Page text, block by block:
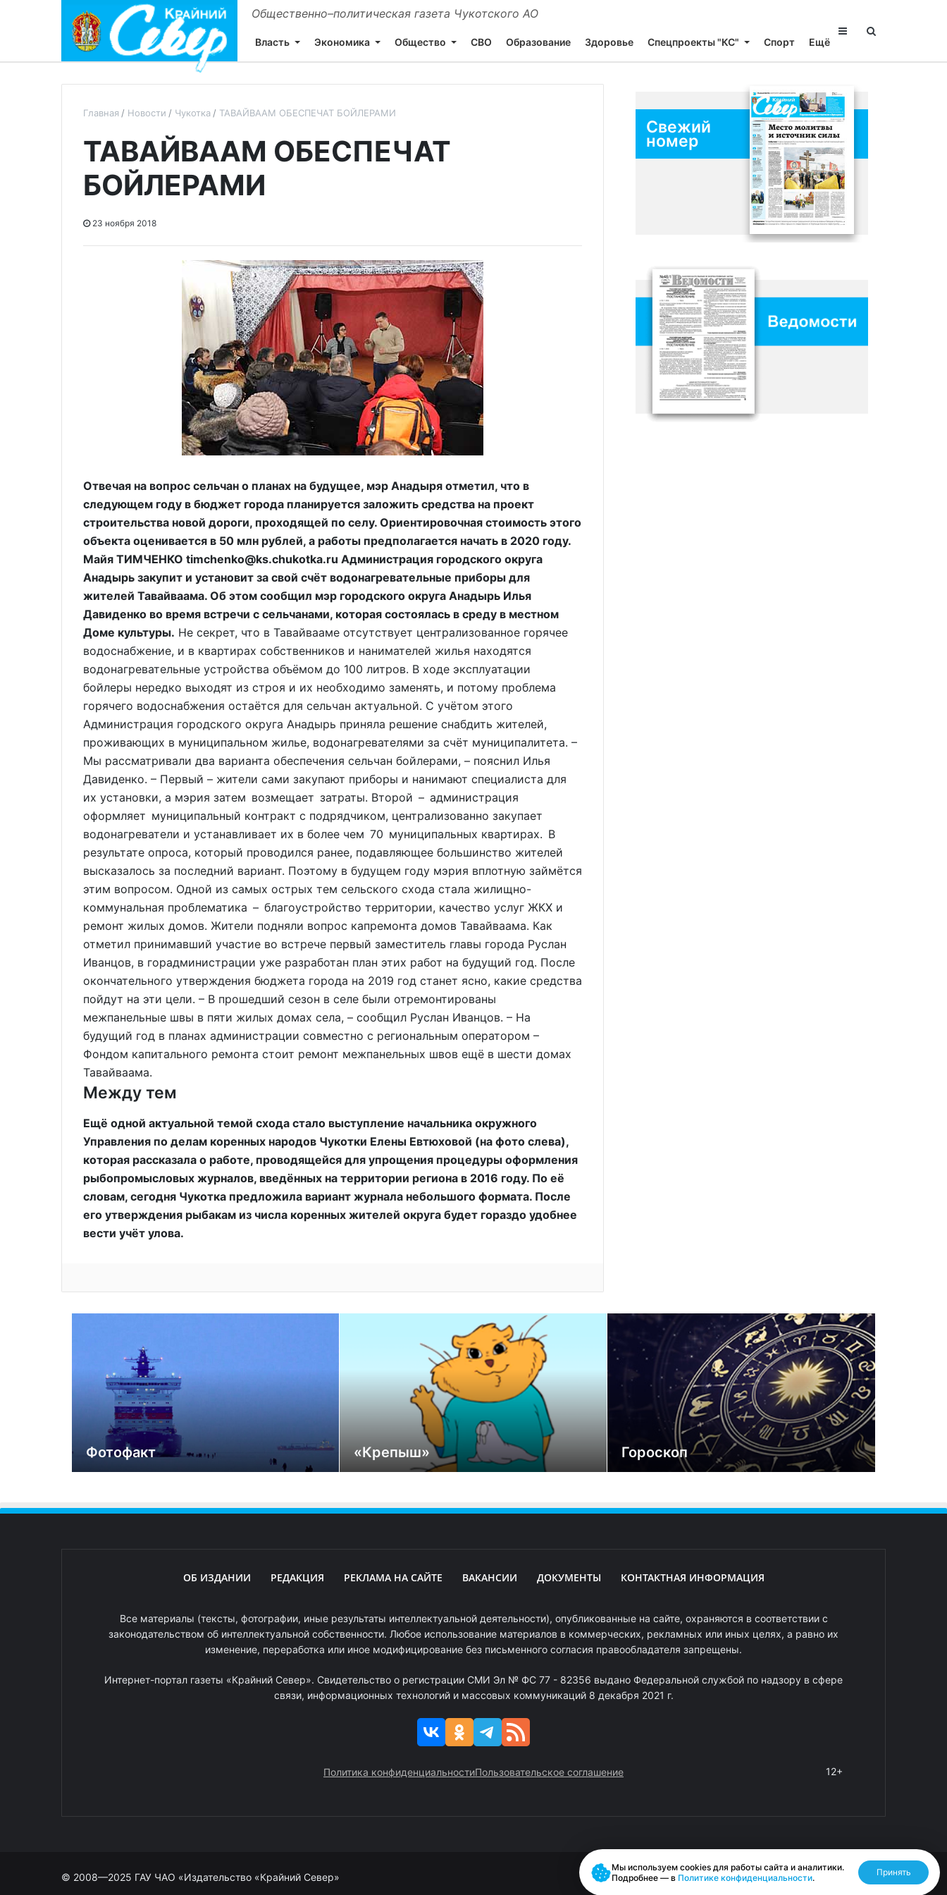
Общественно–политическая газета Чукотского АО
Власть Экономика Общество СВО Образование Здоровье Спецпроекты "КС" Спорт Ещё
Главная Новости Чукотка ТАВАЙВААМ ОБЕСПЕЧАТ БОЙЛЕРАМИ
ТАВАЙВААМ ОБЕСПЕЧАТ
БОЙЛЕРАМИ
23 ноября 2018
Отвечая на вопрос сельчан о планах на будущее, мэр Анадыря отметил, что в
следующем году в бюджет города планируется заложить средства на проект
строительства новой дороги, проходящей по селу. Ориентировочная стоимость этого
объекта оценивается в 50 млн рублей, а работы предполагается начать в 2020 году.
Майя ТИМЧЕНКО timchenko@ks.chukotka.ru Администрация городского округа
Анадырь закупит и установит за свой счёт водонагревательные приборы для
жителей Тавайваама. Об этом сообщил мэр городского округа Анадырь Илья
Давиденко во время встречи с сельчанами, которая состоялась в среду в местном
Доме культуры. Не секрет, что в Тавайвааме отсутствует централизованное горячее
водоснабжение, и в квартирах собственников и нанимателей жилья находятся
водонагревательные устройства объёмом до 100 литров. В ходе эксплуатации
бойлеры нередко выходят из строя и их необходимо заменять, и потому проблема
горячего водоснабжения остаётся для сельчан актуальной. С учётом этого
Администрация городского округа Анадырь приняла решение снабдить жителей,
проживающих в муниципальном жилье, водонагревателями за счёт муниципалитета. –
Мы рассматривали два варианта обеспечения сельчан бойлерами, – пояснил Илья
Давиденко. – Первый – жители сами закупают приборы и нанимают специалиста для
их установки, а мэрия затем возмещает затраты. Второй – администрация
оформляет муниципальный контракт с подрядчиком, централизованно закупает
водонагреватели и устанавливает их в более чем 70 муниципальных квартирах. В
результате опроса, который проводился ранее, подавляющее большинство жителей
высказалось за последний вариант. Поэтому в будущем году мэрия вплотную займётся
этим вопросом. Одной из самых острых тем сельского схода стала жилищно-
коммунальная проблематика – благоустройство территории, качество услуг ЖКХ и
ремонт жилых домов. Жители подняли вопрос капремонта домов Тавайваама. Как
отметил принимавший участие во встрече первый заместитель главы города Руслан
Иванцов, в горадминистрации уже разработан план этих работ на будущий год. После
окончательного утверждения бюджета города на 2019 год станет ясно, какие средства
пойдут на эти цели. – В прошедший сезон в селе были отремонтированы
межпанельные швы в пяти жилых домах села, – сообщил Руслан Иванцов. – На
будущий год в планах администрации совместно с региональным оператором –
Фондом капитального ремонта стоит ремонт межпанельных швов ещё в шести домах
Тавайваама.
Между тем
Ещё одной актуальной темой схода стало выступление начальника окружного
Управления по делам коренных народов Чукотки Елены Евтюховой (на фото слева),
которая рассказала о работе, проводящейся для упрощения процедуры оформления
рыбопромысловых журналов, введённых на территории региона в 2016 году. По её
словам, сегодня Чукотка предложила вариант журнала небольшого формата. После
его утверждения рыбакам из числа коренных жителей округа будет гораздо удобнее
вести учёт улова.
Свежий
номер
Фотофакт «Крепыш» Гороскоп
ОБ ИЗДАНИИ РЕДАКЦИЯ РЕКЛАМА НА САЙТЕ ВАКАНСИИ ДОКУМЕНТЫ КОНТАКТНАЯ ИНФОРМАЦИЯ
Все материалы (тексты, фотографии, иные результаты интеллектуальной деятельности), опубликованные на сайте, охраняются в соответствии с
законодательством об интеллектуальной собственности. Любое использование материалов в коммерческих, рекламных или иных целях, а равно их
изменение, переработка или иное модифицирование без письменного согласия правообладателя запрещены.
Интернет-портал газеты «Крайний Север». Свидетельство о регистрации СМИ Эл № ФС 77 - 82356 выдано Федеральной службой по надзору в сфере
связи, информационных технологий и массовых коммуникаций 8 декабря 2021 г.
Политика конфиденциальностиПользовательское соглашение 12+
© 2008—2025 ГАУ ЧАО «Издательство «Крайний Север» Разработано RASA
Мы используем cookies для работы сайта и аналитики.
Подробнее — в Политике конфиденциальности.
Принять